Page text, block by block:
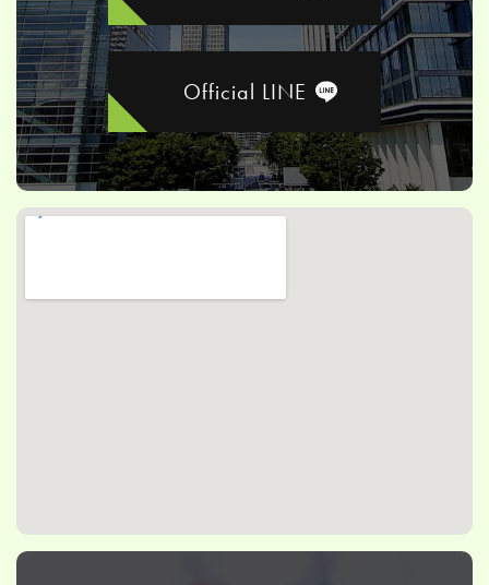
Official LINE